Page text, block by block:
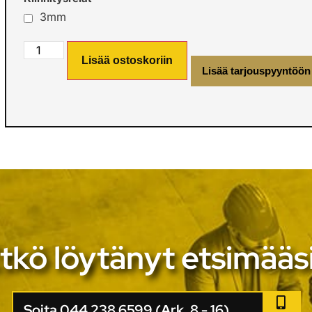
3mm
Lisää ostoskoriin
Lisää tarjouspyyntöön
löytänyt